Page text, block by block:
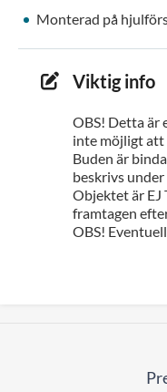
Monterad på
Viktig info
OBS! Detta är
inte möjligt att
Buden är
beskrivs
Objektet är EJ
framtagen
OBS!